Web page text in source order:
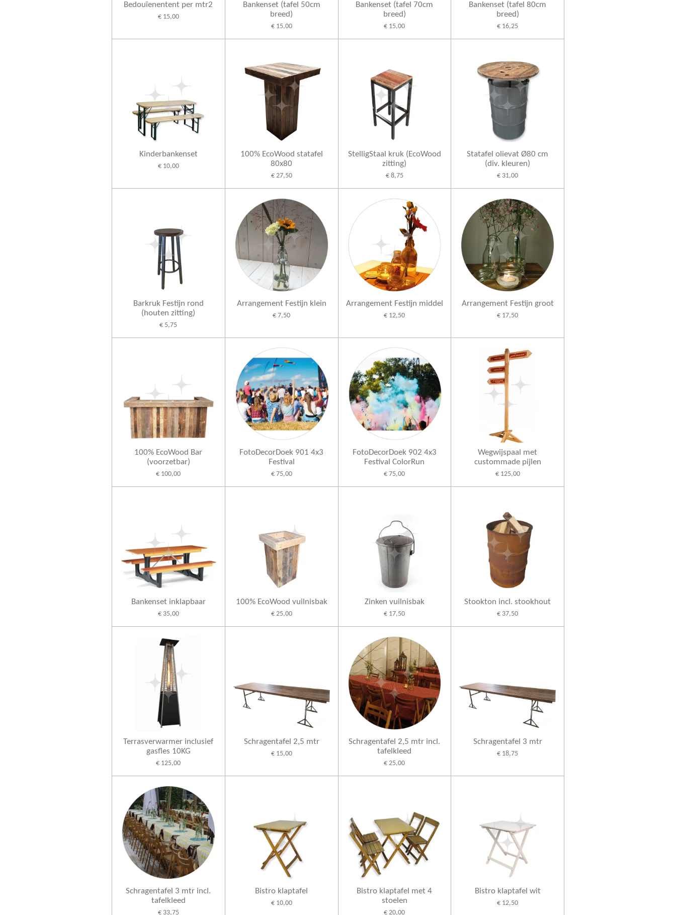
Bedouïenentent per mtr2
€ 15,00
Bankenset (tafel 50cm
breed)
€ 15,00
Bankenset (tafel 70cm
breed)
€ 15,00
Bankenset (tafel 80cm
breed)
€ 16,25
Kinderbankenset
€ 10,00
100% EcoWood statafel
80x80
€ 27,50
StelligStaal kruk (EcoWood
zitting)
€ 8,75
Statafel olievat Ø80 cm
(div. kleuren)
€ 31,00
Barkruk Festijn rond
(houten zitting)
€ 5,75
Arrangement Festijn klein
€ 7,50
Arrangement Festijn middel
€ 12,50
Arrangement Festijn groot
€ 17,50
100% EcoWood Bar
(voorzetbar)
€ 100,00
FotoDecorDoek 901 4x3
Festival
€ 75,00
FotoDecorDoek 902 4x3
Festival ColorRun
€ 75,00
Wegwijspaal met
custommade pijlen
€ 125,00
Bankenset inklapbaar
€ 35,00
100% EcoWood vuilnisbak
€ 25,00
Zinken vuilnisbak
€ 17,50
Stookton incl. stookhout
€ 37,50
Terrasverwarmer inclusief
gasfles 10KG
€ 125,00
Schragentafel 2,5 mtr
€ 15,00
Schragentafel 2,5 mtr incl.
tafelkleed
€ 25,00
Schragentafel 3 mtr
€ 18,75
Schragentafel 3 mtr incl.
tafelkleed
€ 33,75
Bistro klaptafel
€ 10,00
Bistro klaptafel met 4
stoelen
€ 20,00
Bistro klaptafel wit
€ 12,50